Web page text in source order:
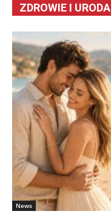
ZDROWIE I URODA
News